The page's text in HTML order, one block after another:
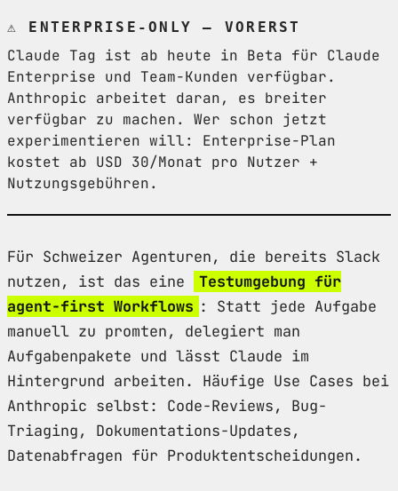
⚠ ENTERPRISE-ONLY — VORERST
Claude Tag ist ab heute in Beta für Claude
Enterprise und Team-Kunden verfügbar.
Anthropic arbeitet daran, es breiter
verfügbar zu machen. Wer schon jetzt
experimentieren will: Enterprise-Plan
kostet ab USD 30/Monat pro Nutzer +
Nutzungsgebühren.
Für Schweizer Agenturen, die bereits Slack
nutzen, ist das eine
Testumgebung für
agent-first Workflows : Statt jede Aufgabe
manuell zu promten, delegiert man
Aufgabenpakete und lässt Claude im
Hintergrund arbeiten. Häufige Use Cases bei
Anthropic selbst: Code-Reviews, Bug-
Triaging, Dokumentations-Updates,
Datenabfragen für Produktentscheidungen.